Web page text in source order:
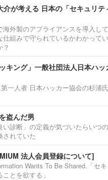
介が考える 日本の「セキュリテ
海外製のアプライアンスを導入し
仕組みで守られているかわかって
？
キング」一般社団法人日本ハ
一人者 日本ハッカー協会の杉浦
盗んだ男
い診断」の定義が気づいたらいつ
されていた
法人会員登録について]
Wants To Be Shared.「セ
とを欲する」